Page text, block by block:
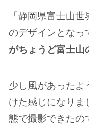
「静岡県富士山
のデザインとなっ
がちょうど富士山
少し風があった
けた感じになり
態で撮影できたの